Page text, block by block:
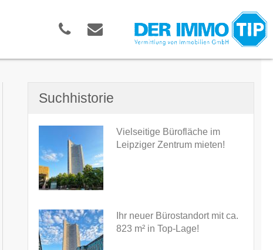
Suchhistorie
Vielseitige Bürofläche im
Leipziger Zentrum mieten!
Ihr neuer Bürostandort mit ca.
823 m² in Top-Lage!